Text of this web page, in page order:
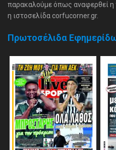
παρακαλούμε όπως αναφερθεί
η ιστοσελίδα corfucorner.gr.
Πρωτοσέλιδα